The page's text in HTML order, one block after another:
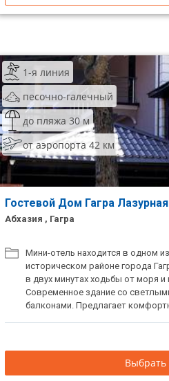
1-я линия
песочно-галечный
до пляжа 30 м
от аэропорта 42 км
Гостевой Дом Гагра Лазурная
Абхазия , Гагра
Мини-отель находится в одном
историческом районе города
в двух минутах ходьбы от моря
Современное здание со
балконами. Предлагает
Территория гостиницы
работает Wi-Fi. Рядом с
достопримечательности и
Выбрать